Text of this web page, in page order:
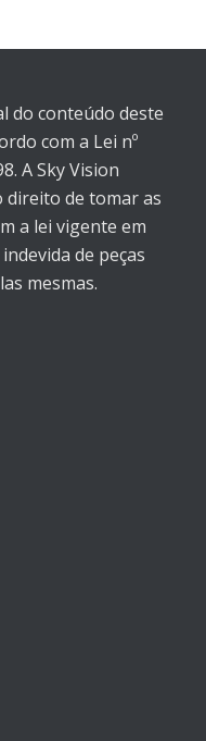
do conteúdo deste
com a Lei nº
A Sky Vision
direito de tomar as
a lei vigente em
de peças
mesmas.